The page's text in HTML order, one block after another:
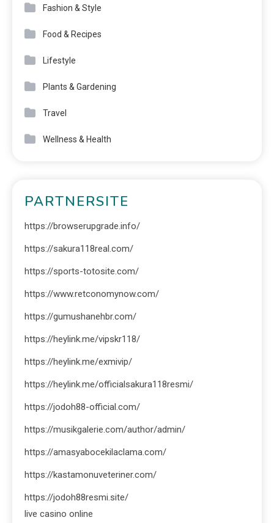
Fashion & Style
Food & Recipes
Lifestyle
Plants & Gardening
Travel
Wellness & Health
PARTNERSITE
https://browserupgrade.info/
https://sakura118real.com/
https://sports-totosite.com/
https://www.retconomynow.com/
https://gumushanehbr.com/
https://heylink.me/vipskr118/
https://heylink.me/exmivip/
https://heylink.me/officialsakura118resmi/
https://jodoh88-official.com/
https://musikgalerie.com/author/admin/
https://amasyabocekilaclama.com/
https://kastamonuveteriner.com/
https://jodoh88resmi.site/
live casino online